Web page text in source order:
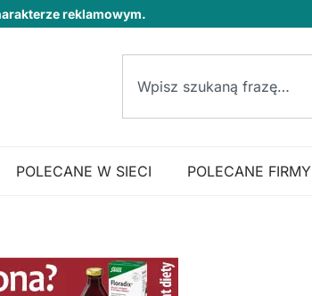
reklamowym.
POLECANE W SIECI POLECANE FIRMY